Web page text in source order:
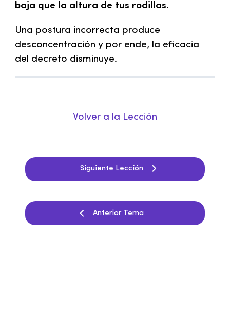
baja que la altura de tus rodillas.
Una postura incorrecta produce
desconcentración y por ende, la eficacia
del decreto disminuye.
Anterior Tema
Volver a la Lección
Siguiente Lección